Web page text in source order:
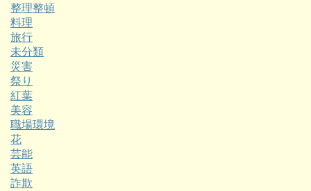
整理整頓
料理
旅行
未分類
災害
祭り
紅葉
美容
職場環境
花
芸能
英語
詐欺